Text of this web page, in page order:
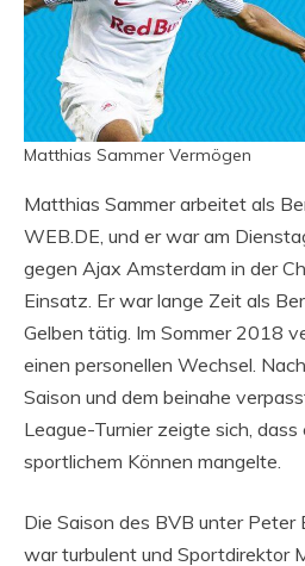
Matthias Sammer Vermögen
Matthias Sammer arbeitet als
WEB.DE, und er war am
gegen Ajax Amsterdam in der
Einsatz. Er war lange Zeit als
Gelben tätig. Im Sommer 2018
einen personellen Wechsel.
Saison und dem beinahe
League-Turnier zeigte sich, dass
sportlichem Können mangelte.
Die Saison des BVB unter
war turbulent und Sportdirektor